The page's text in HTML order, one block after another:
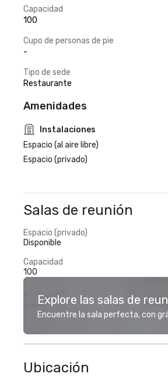
Capacidad
100
Cupo de personas de pie
-
Tipo de sede
Restaurante
Amenidades
Instalaciones
Espacio (al aire libre)
Espacio (privado)
Salas de reunión
Espacio (privado)
Disponible
Capacidad
100
Explore las salas de
Encuentre la sala perfecta, con
Ubicación